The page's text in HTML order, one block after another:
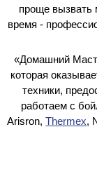
проще вызвать
время -
«Домашний
которая
техники,
работаем с
Arisron,Thermex,